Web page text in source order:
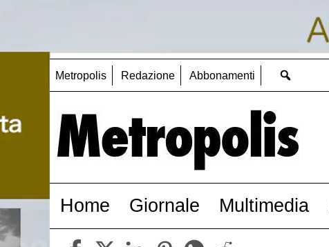
Metropolis Redazione Abbonamenti
Home Giornale Multimedia